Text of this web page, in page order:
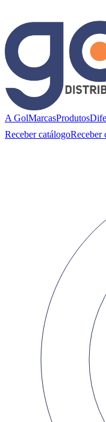
A GolMarcasProdutos
Receber catálogoReceber